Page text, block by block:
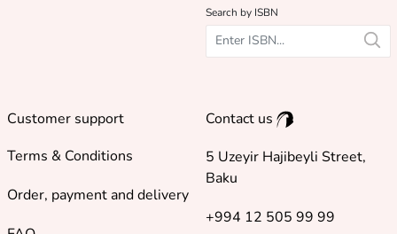
Search by ISBN
Customer support
Terms & Conditions
Order, payment and delivery
Contact us
5 Uzeyir Hajibeyli Street,
Baku
+994 12 505 99 99